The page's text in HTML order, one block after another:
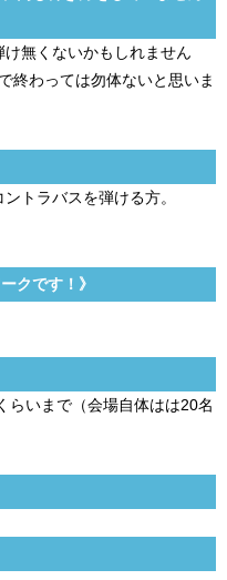
無くないかもしれません
終わっては勿体ないと思いま
トラバスを弾ける方。
クです！》
らいまで（会場自体はは20名